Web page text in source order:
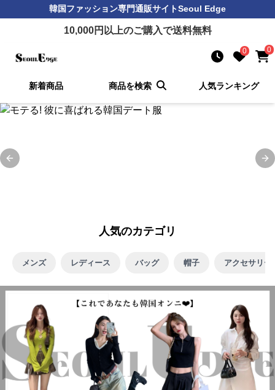
韓国ファッション専門通販サイトSeoul Edge
10,000円以上のご購入で送料無料
0 0
新着商品 商品を検索 人気ランキング
Previous slide
人気のカテゴリ
メンズ レディース バッグ 帽子 アクセサリー